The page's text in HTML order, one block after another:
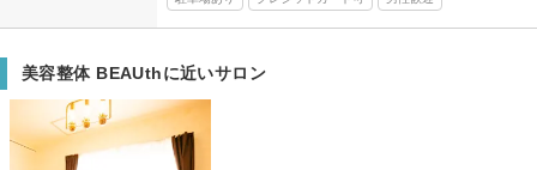
美容整体 BEAUthに近いサロン